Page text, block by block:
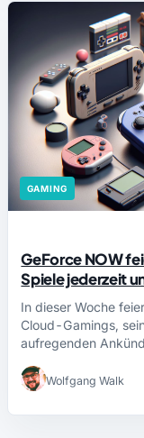
GAMING
GeForce NOW
Spiele jederzeit
In dieser Woche
Cloud-Gamings,
aufregenden
Wolfgang Walk